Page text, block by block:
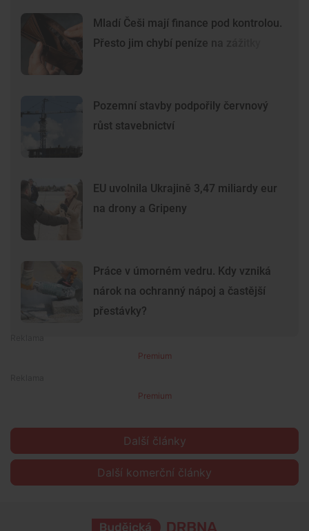
Mladí Češi mají finance pod kontrolou.
Přesto jim chybí peníze na zážitky
Pozemní stavby podpořily červnový
růst stavebnictví
EU uvolnila Ukrajině 3,47 miliardy eur
na drony a Gripeny
Práce v úmorném vedru. Kdy vzniká
nárok na ochranný nápoj a častější
přestávky?
Premium
Premium
Další články
Další komerční články